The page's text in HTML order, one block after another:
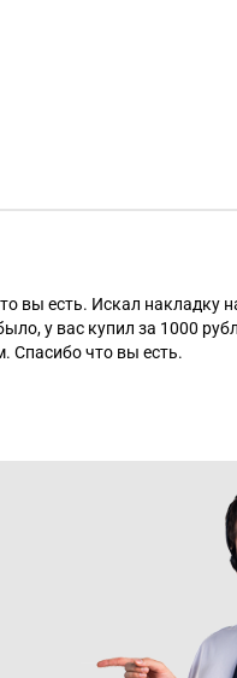
вы есть. Искал накладку
у вас купил за 1000
Спасибо что вы есть.